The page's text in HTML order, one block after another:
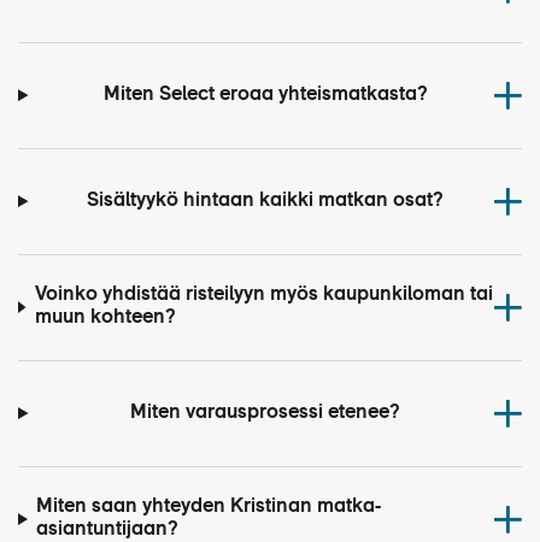
Miten Select eroaa yhteismatkasta?
Sisältyykö hintaan kaikki matkan osat?
Voinko yhdistää risteilyyn myös kaupunkiloman tai
muun kohteen?
Miten varausprosessi etenee?
Miten saan yhteyden Kristinan matka-
asiantuntijaan?